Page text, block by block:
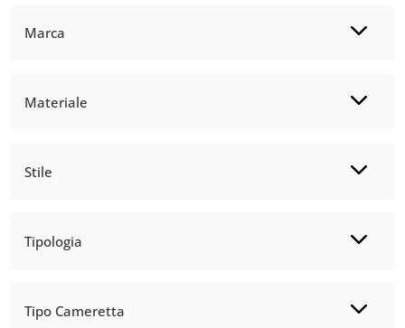
Marca
Materiale
Stile
Tipologia
Tipo Cameretta